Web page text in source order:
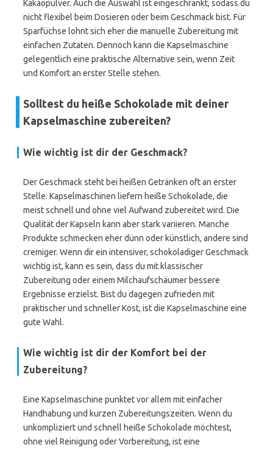
Kakaopulver. Auch die Auswahl ist eingeschränkt, sodass du
nicht flexibel beim Dosieren oder beim Geschmack bist. Für
Sparfüchse lohnt sich eher die manuelle Zubereitung mit
einfachen Zutaten. Dennoch kann die Kapselmaschine
gelegentlich eine praktische Alternative sein, wenn Zeit
und Komfort an erster Stelle stehen.
Solltest du heiße Schokolade mit deiner
Kapselmaschine zubereiten?
Wie wichtig ist dir der Geschmack?
Der Geschmack steht bei heißen Getränken oft an erster
Stelle. Kapselmaschinen liefern heiße Schokolade, die
meist schnell und ohne viel Aufwand zubereitet wird. Die
Qualität der Kapseln kann aber stark variieren. Manche
Produkte schmecken eher dünn oder künstlich, andere sind
cremiger. Wenn dir ein intensiver, schokoladiger Geschmack
wichtig ist, kann es sein, dass du mit klassischer
Zubereitung oder einem Milchaufschäumer bessere
Ergebnisse erzielst. Bist du dagegen zufrieden mit
praktischer und schneller Kost, ist die Kapselmaschine eine
gute Wahl.
Wie wichtig ist dir der Komfort bei der
Zubereitung?
Eine Kapselmaschine punktet vor allem mit einfacher
Handhabung und kurzen Zubereitungszeiten. Wenn du
unkompliziert und schnell heiße Schokolade möchtest,
ohne viel Reinigung oder Vorbereitung, ist eine